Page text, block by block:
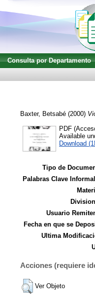
Consulta por Departamento
Baxter, Betsabé (2000)
PDF
Available
Download
Tipo de
Palabras Clave
Usuario
Fecha en que se
Ultima
Acciones (requiere
Ver Objeto